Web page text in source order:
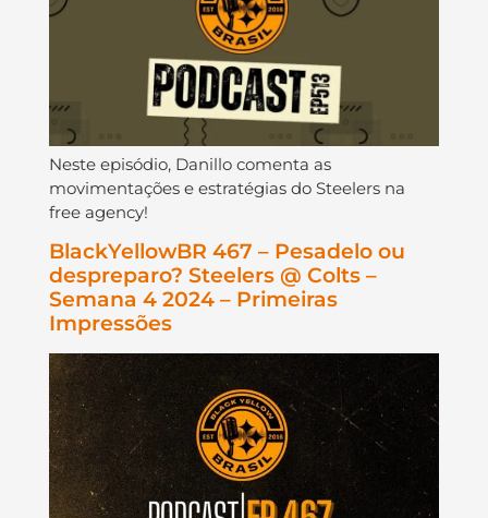
Neste episódio, Danillo comenta as
movimentações e estratégias do Steelers na
free agency!
BlackYellowBR 467 – Pesadelo ou
despreparo? Steelers @ Colts –
Semana 4 2024 – Primeiras
Impressões